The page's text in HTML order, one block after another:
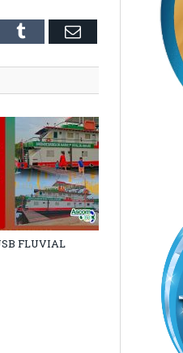
Tumblr Email
FLUVIAL